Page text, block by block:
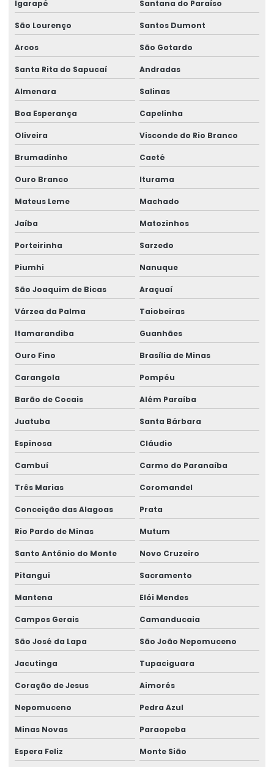
Ribbon 110x450 De Alta Performance
Ribbon 110x450 Para Impressoras Térmicas
Ribbon 110x74 Alta Resistência
Ribbon 110x74 Para Impressão
Ribbon Cera Para Etiquetas
Ribbon Com Alta Resistência E Durabilidade
Ribbon De Cera
Ribbon De Impressão
Ribbon Misto Para Impressão
Ribbon Para Impressão De Código De Barras
Rótulo Adesivo Para Congelados
Rótulo Balança Impressora
Rótulo De Preço Personalizado Para Comércio
Rótulo Lacre Personalizado Para Produtos
Rótulo Para Balcão De Vendas
Rótulo Para Produtos Congelados Em Lojas
Rótulo Térmico Para Embalagens
Rótulo Termo Sensível
Rótulo Termo Transferência Para Impressão
Rótulos Adesivos
Rótulos Adesivos Com Cola Removível
Rótulos Adesivos Com Proteção Uv
Rótulos Adesivos Couchê Brilho
Rótulos Adesivos De Segurança
Rótulos Adesivos De Segurança Alimentar
Rótulos Adesivos Em Bopp
Rótulos Adesivos Em Bopp Transparente
Rótulos Adesivos Em Diferentes Formatos
Igarapé Santana do Paraíso
São Lourenço Santos Dumont
Arcos São Gotardo
Santa Rita do Sapucaí Andradas
Almenara Salinas
Boa Esperança Capelinha
Oliveira Visconde do Rio Branco
Brumadinho Caeté
Ouro Branco Iturama
Mateus Leme Machado
Jaíba Matozinhos
Porteirinha Sarzedo
Piumhi Nanuque
São Joaquim de Bicas Araçuaí
Várzea da Palma Taiobeiras
Itamarandiba Guanhães
Ouro Fino Brasília de Minas
Carangola Pompéu
Barão de Cocais Além Paraíba
Juatuba Santa Bárbara
Espinosa Cláudio
Cambuí Carmo do Paranaíba
Três Marias Coromandel
Conceição das Alagoas Prata
Rio Pardo de Minas Mutum
Santo Antônio do Monte Novo Cruzeiro
Pitangui Sacramento
Mantena Elói Mendes
Campos Gerais Camanducaia
São José da Lapa São João Nepomuceno
Jacutinga Tupaciguara
Coração de Jesus Aimorés
Nepomuceno Pedra Azul
Minas Novas Paraopeba
Espera Feliz Monte Sião